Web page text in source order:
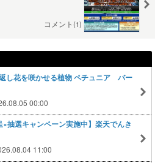
コメント(1)
し花を咲かせる植物 ペチュニア バー
00:00
×抽選キャンペーン実施中】楽天でんき
11:00